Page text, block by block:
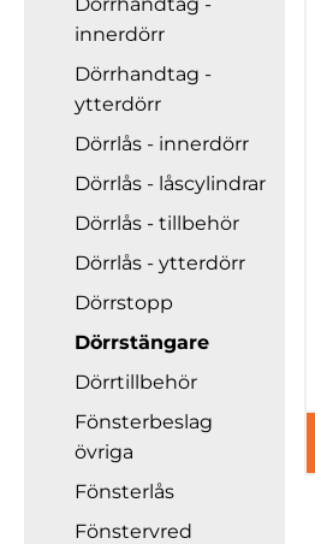
innerdörr
Dörrhandtag -
ytterdörr
Dörrlås - innerdörr
Dörrlås - låscylindrar
Dörrlås - tillbehör
Dörrlås - ytterdörr
Dörrstopp
Dörrstängare
Dörrtillbehör
Fönsterbeslag
övriga
Fönsterlås
Fönstervred